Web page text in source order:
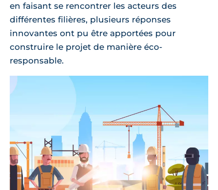
en faisant se rencontrer les acteurs des
différentes filières, plusieurs réponses
innovantes ont pu être apportées pour
construire le projet de manière éco-
responsable.